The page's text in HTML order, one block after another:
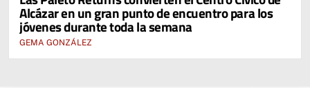
Alcázar en un gran punto de encuentro para los
jóvenes durante toda la semana
GEMA GONZÁLEZ